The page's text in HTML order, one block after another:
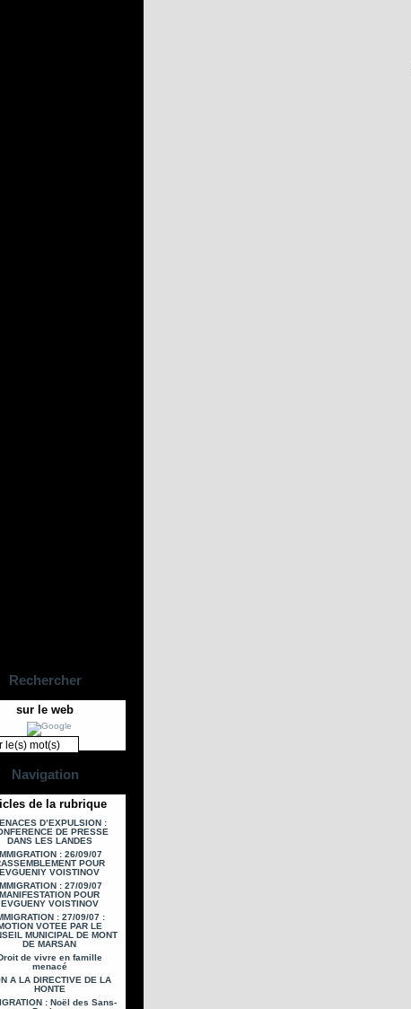
Rechercher
sur le web
Navigation
de la rubrique
D’EXPULSION :
DE PRESSE
DANS LES LANDES
: 26/09/07
POUR
EVGUENIY VOISTINOV
: 27/09/07
MANIFESTATION POUR
EVGUENY VOISTINOV
: 27/09/07 :
VOTEE PAR LE
MUNICIPAL DE MONT
DE MARSAN
de vivre en famille
menacé
A LA DIRECTIVE DE LA
HONTE
: Noël des Sans-